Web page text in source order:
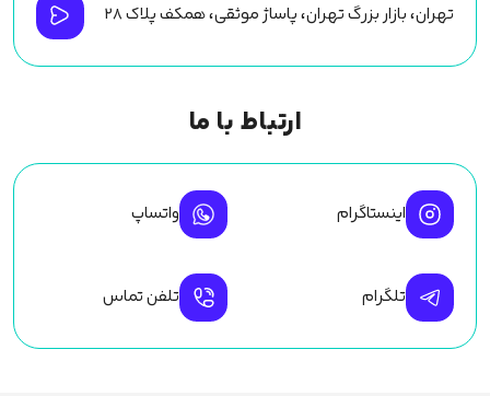
تهران، بازار بزرگ تهران، پاساژ موثقی، همکف پلاک ۲۸
ارتباط با ما
اینستاگرام واتساپ
تلگرام تلفن تماس